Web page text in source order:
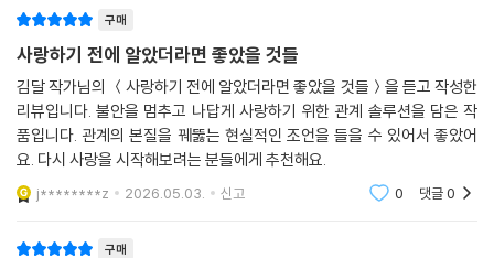
있다.
더 이상 같은 실수를 반복하고 싶지 않다면, 사랑 때문에 불안해하고 싶지
않다면, 이제는 이 책을 펼쳐야 할 때다.
구매
사랑하기 전에 알았더라면 좋았을 것들
김달 작가님의 ＜사랑하기 전에 알았더라면 좋았을 것들＞을 듣고 작성한
리뷰입니다. 불안을 멈추고 나답게 사랑하기 위한 관계 솔루션을 담은 작
품입니다. 관계의 본질을 꿰뚫는 현실적인 조언을 들을 수 있어서 좋았어
요. 다시 사랑을 시작해보려는 분들에게 추천해요.
j********z 2026.05.03. 신고 0 댓글0
구매